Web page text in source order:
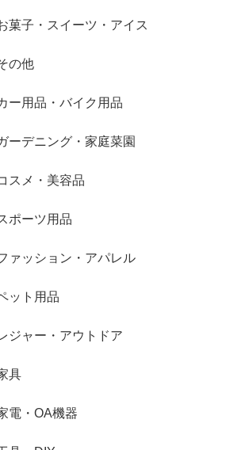
菓子・スイーツ・アイス
の他
ー用品・バイク用品
ーデニング・家庭菜園
スメ・美容品
ポーツ用品
ァッション・アパレル
ット用品
ジャー・アウトドア
具
電・OA機器